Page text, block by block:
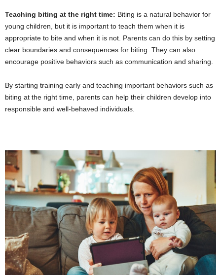
Teaching biting at the right time: Biting is a natural behavior for
young children, but it is important to teach them when it is
appropriate to bite and when it is not. Parents can do this by setting
clear boundaries and consequences for biting. They can also
encourage positive behaviors such as communication and sharing.
By starting training early and teaching important behaviors such as
biting at the right time, parents can help their children develop into
responsible and well-behaved individuals.